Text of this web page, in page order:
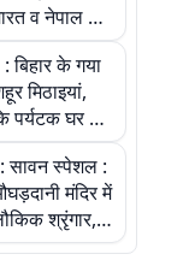
व नेपाल के
प्रमुख सेवा धाम
बिहार के गया
मिठाइयां,
पर्यटक घर ले
तस्वीरों में
:
मंदिर में
श्रृंगार,
महादेव के कई